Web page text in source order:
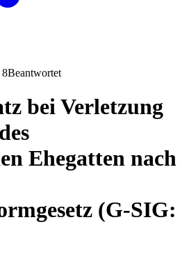
8Beantwortet
bei Verletzung
Ehegatten nach
(G-SIG: